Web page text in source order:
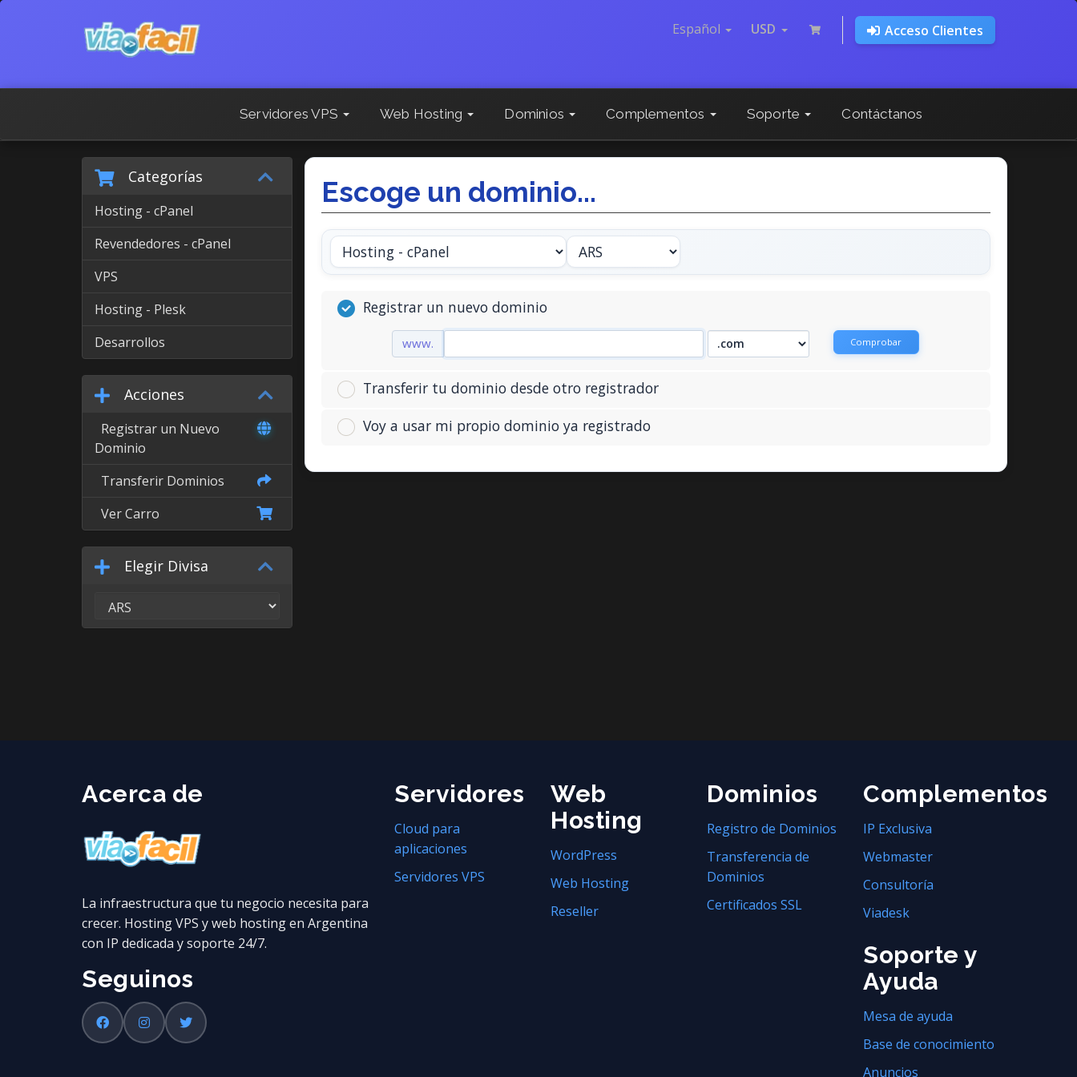
Español USD Acceso Clientes
Servidores VPS Web Hosting Dominios Complementos Soporte Contáctanos
Categorías
Hosting - cPanel
Revendedores - cPanel
VPS
Hosting - Plesk
Desarrollos
Acciones
Registrar un Nuevo
Dominio
Transferir Dominios
Ver Carro
Elegir Divisa
Escoge un dominio...
Registrar un nuevo dominio
www. Comprobar
Transferir tu dominio desde otro registrador
Voy a usar mi propio dominio ya registrado
Acerca de
La infraestructura que tu negocio necesita para
crecer. Hosting VPS y web hosting en Argentina
con IP dedicada y soporte 24/7.
Seguinos
Servidores
Cloud para
aplicaciones
Servidores VPS
Web
Hosting
WordPress
Web Hosting
Reseller
Dominios
Registro de Dominios
Transferencia de
Dominios
Certificados SSL
Complementos
IP Exclusiva
Webmaster
Consultoría
Viadesk
Soporte y
Ayuda
Mesa de ayuda
Base de conocimiento
Anuncios